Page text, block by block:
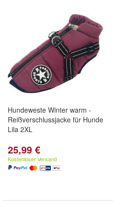
Hundeweste Winter warm -
Reißverschlussjacke für Hunde
Lila 2XL
25,99 €
Kostenloser Versand